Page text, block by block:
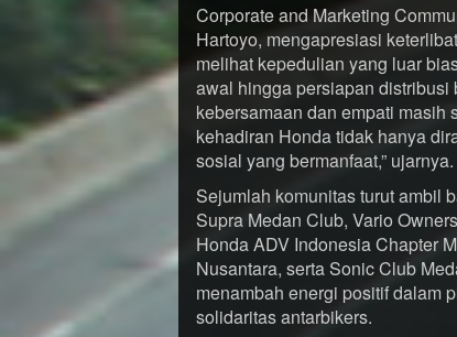
Corporate and Marketing
Hartoyo, mengapresiasi
melihat kepedulian yang luar
awal hingga persiapan
kebersamaan dan empati masih
kehadiran Honda tidak hanya
sosial yang bermanfaat,” ujarnya.
Sejumlah komunitas turut ambil
Supra Medan Club, Vario
Honda ADV Indonesia Chapter
Nusantara, serta Sonic Club
menambah energi positif dalam
solidaritas antarbikers.